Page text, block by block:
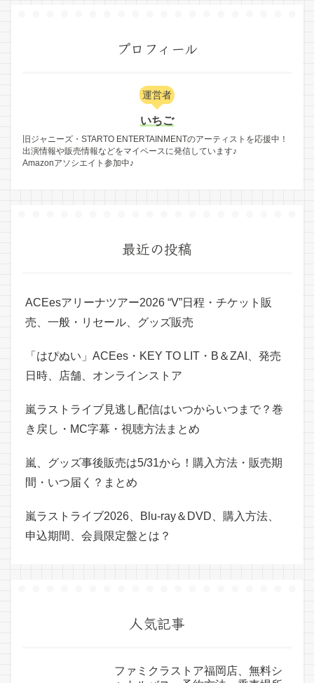
プロフィール
運営者
いちご
旧ジャニーズ・STARTO ENTERTAINMENTのアーティストを応援中！
出演情報や販売情報などをマイペースに発信しています♪
Amazonアソシエイト参加中♪
最近の投稿
ACEesアリーナツアー2026 “V”日程・チケット販
売、一般・リセール、グッズ販売
「はぴぬい」ACEes・KEY TO LIT・B＆ZAI、発売
日時、店舗、オンラインストア
嵐ラストライブ見逃し配信はいつからいつまで？巻
き戻し・MC字幕・視聴方法まとめ
嵐、グッズ事後販売は5/31から！購入方法・販売期
間・いつ届く？まとめ
嵐ラストライブ2026、Blu-ray＆DVD、購入方法、
申込期間、会員限定盤とは？
人気記事
ファミクラストア福岡店、無料シ